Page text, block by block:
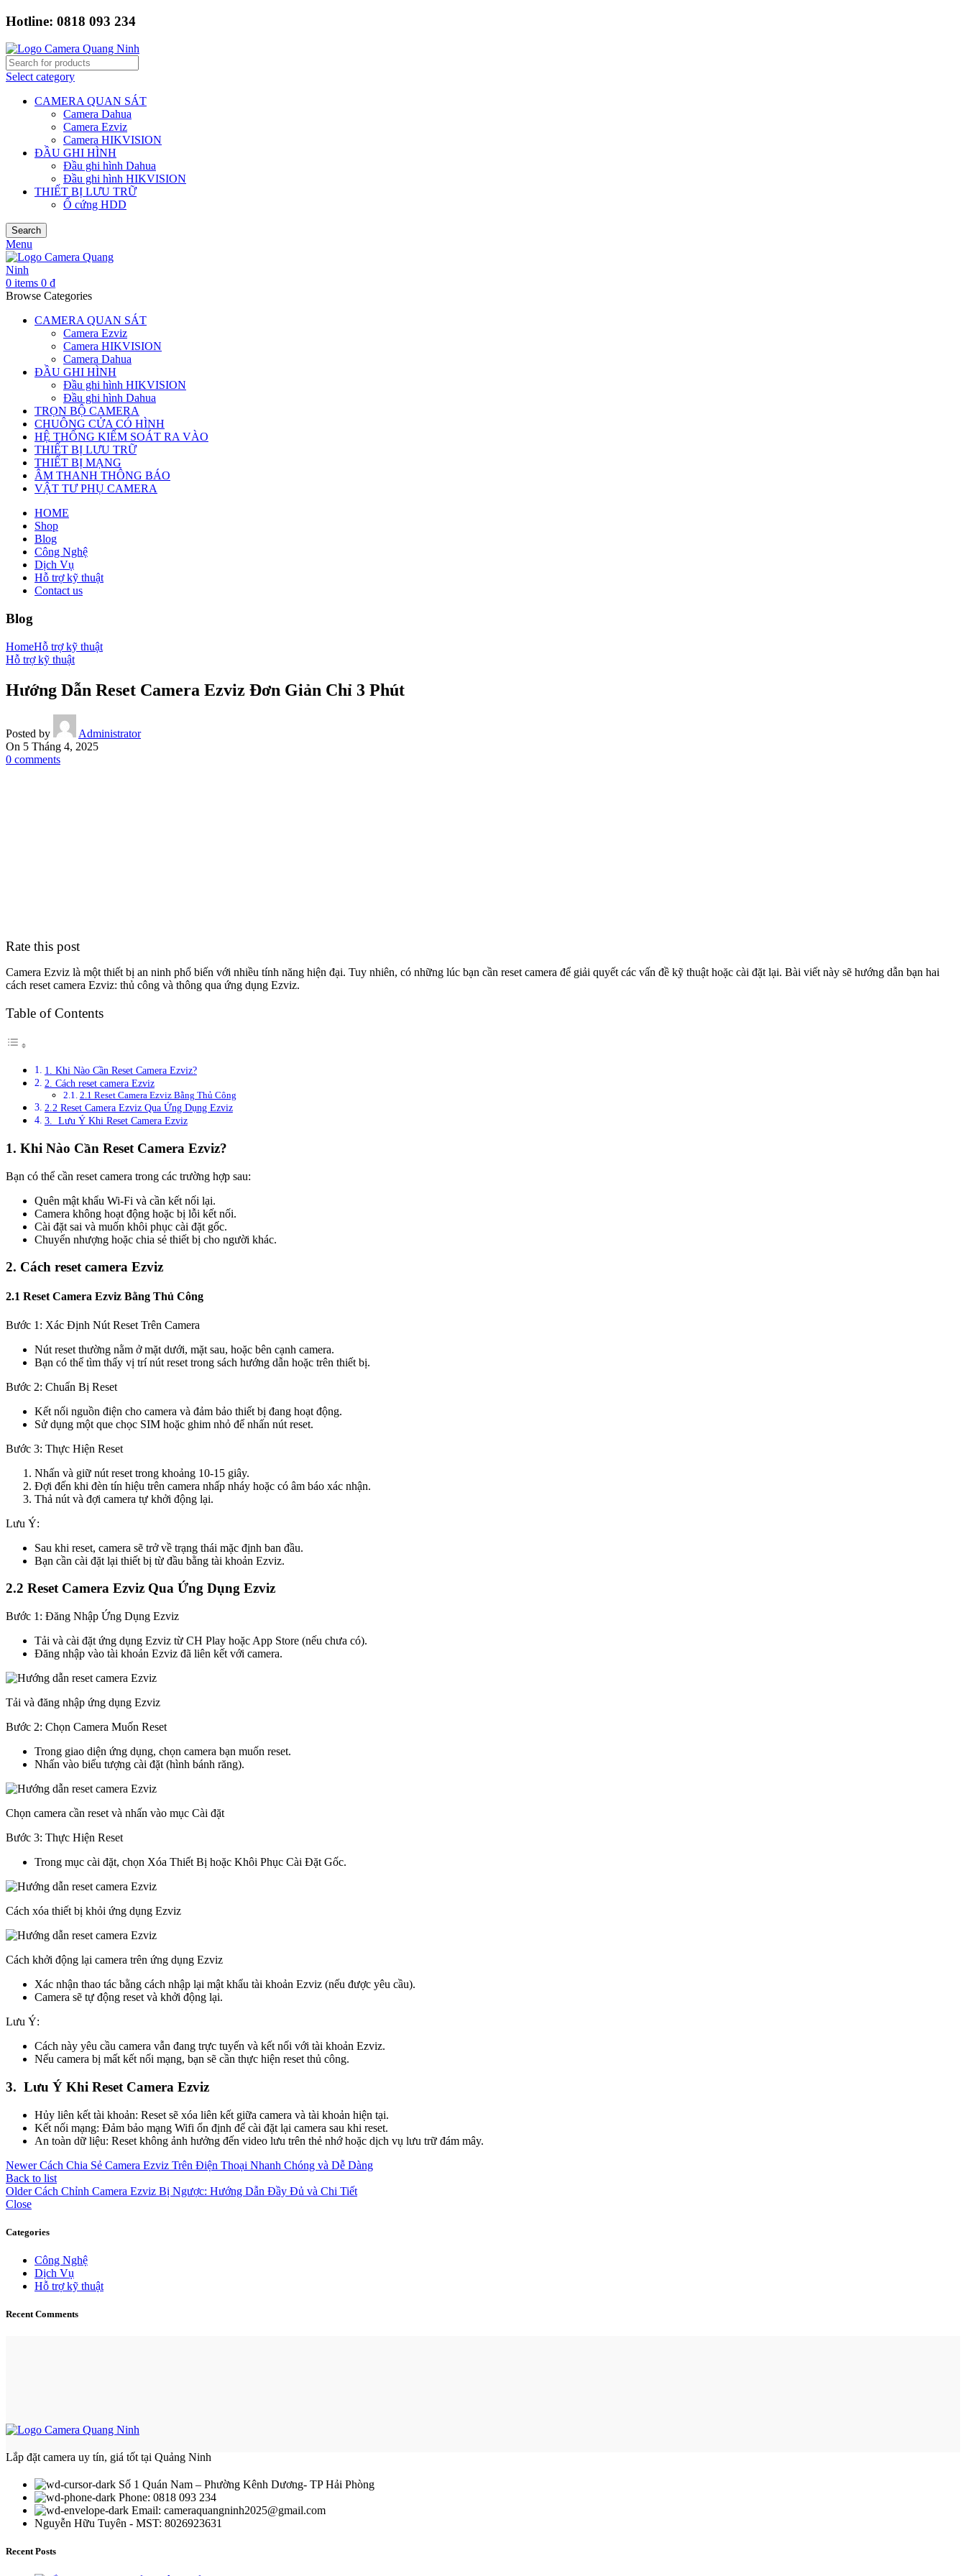
Hotline: 0818 093 234
Select category
CAMERA QUAN SÁT
Camera Dahua
Camera Ezviz
Camera HIKVISION
ĐẦU GHI HÌNH
Đầu ghi hình Dahua
Đầu ghi hình HIKVISION
THIẾT BỊ LƯU TRỮ
Ổ cứng HDD
Search
Menu
0 items 0 ₫
Browse Categories
CAMERA QUAN SÁT
Camera Ezviz
Camera HIKVISION
Camera Dahua
ĐẦU GHI HÌNH
Đầu ghi hình HIKVISION
Đầu ghi hình Dahua
TRỌN BỘ CAMERA
CHUÔNG CỬA CÓ HÌNH
HỆ THỐNG KIỂM SOÁT RA VÀO
THIẾT BỊ LƯU TRỮ
THIẾT BỊ MẠNG
ÂM THANH THÔNG BÁO
VẬT TƯ PHỤ CAMERA
HOME
Shop
Blog
Công Nghệ
Dịch Vụ
Hỗ trợ kỹ thuật
Contact us
Blog
HomeHỗ trợ kỹ thuật
Hỗ trợ kỹ thuật
Hướng Dẫn Reset Camera Ezviz Đơn Giản Chỉ 3 Phút
Posted by
Administrator
On 5 Tháng 4, 2025
0 comments
Rate this post
Camera Ezviz là một thiết bị an ninh phổ biến với nhiều tính năng hiện đại. Tuy nhiên, có những lúc bạn cần reset camera để giải quyết các vấn đề kỹ thuật hoặc cài đặt lại. Bài viết này sẽ hướng dẫn bạn hai
cách reset camera Ezviz: thủ công và thông qua ứng dụng Ezviz.
Table of Contents
1. Khi Nào Cần Reset Camera Ezviz?
2. Cách reset camera Ezviz
2.1 Reset Camera Ezviz Bằng Thủ Công
2.2 Reset Camera Ezviz Qua Ứng Dụng Ezviz
3. Lưu Ý Khi Reset Camera Ezviz
1. Khi Nào Cần Reset Camera Ezviz?
Bạn có thể cần reset camera trong các trường hợp sau:
Quên mật khẩu Wi-Fi và cần kết nối lại.
Camera không hoạt động hoặc bị lỗi kết nối.
Cài đặt sai và muốn khôi phục cài đặt gốc.
Chuyển nhượng hoặc chia sẻ thiết bị cho người khác.
2. Cách reset camera Ezviz
2.1 Reset Camera Ezviz Bằng Thủ Công
Bước 1: Xác Định Nút Reset Trên Camera
Nút reset thường nằm ở mặt dưới, mặt sau, hoặc bên cạnh camera.
Bạn có thể tìm thấy vị trí nút reset trong sách hướng dẫn hoặc trên thiết bị.
Bước 2: Chuẩn Bị Reset
Kết nối nguồn điện cho camera và đảm bảo thiết bị đang hoạt động.
Sử dụng một que chọc SIM hoặc ghim nhỏ để nhấn nút reset.
Bước 3: Thực Hiện Reset
Nhấn và giữ nút reset trong khoảng 10-15 giây.
Đợi đến khi đèn tín hiệu trên camera nhấp nháy hoặc có âm báo xác nhận.
Thả nút và đợi camera tự khởi động lại.
Lưu Ý:
Sau khi reset, camera sẽ trở về trạng thái mặc định ban đầu.
Bạn cần cài đặt lại thiết bị từ đầu bằng tài khoản Ezviz.
2.2 Reset Camera Ezviz Qua Ứng Dụng Ezviz
Bước 1: Đăng Nhập Ứng Dụng Ezviz
Tải và cài đặt ứng dụng Ezviz từ CH Play hoặc App Store (nếu chưa có).
Đăng nhập vào tài khoản Ezviz đã liên kết với camera.
Tải và đăng nhập ứng dụng Ezviz
Bước 2: Chọn Camera Muốn Reset
Trong giao diện ứng dụng, chọn camera bạn muốn reset.
Nhấn vào biểu tượng cài đặt (hình bánh răng).
Chọn camera cần reset và nhấn vào mục Cài đặt
Bước 3: Thực Hiện Reset
Trong mục cài đặt, chọn Xóa Thiết Bị hoặc Khôi Phục Cài Đặt Gốc.
Cách xóa thiết bị khỏi ứng dụng Ezviz
Cách khởi động lại camera trên ứng dụng Ezviz
Xác nhận thao tác bằng cách nhập lại mật khẩu tài khoản Ezviz (nếu được yêu cầu).
Camera sẽ tự động reset và khởi động lại.
Lưu Ý:
Cách này yêu cầu camera vẫn đang trực tuyến và kết nối với tài khoản Ezviz.
Nếu camera bị mất kết nối mạng, bạn sẽ cần thực hiện reset thủ công.
3. Lưu Ý Khi Reset Camera Ezviz
Hủy liên kết tài khoản: Reset sẽ xóa liên kết giữa camera và tài khoản hiện tại.
Kết nối mạng: Đảm bảo mạng Wifi ổn định để cài đặt lại camera sau khi reset.
An toàn dữ liệu: Reset không ảnh hưởng đến video lưu trên thẻ nhớ hoặc dịch vụ lưu trữ đám mây.
Newer Cách Chia Sẻ Camera Ezviz Trên Điện Thoại Nhanh Chóng và Dễ Dàng
Back to list
Older Cách Chỉnh Camera Ezviz Bị Ngược: Hướng Dẫn Đầy Đủ và Chi Tiết
Close
Categories
Công Nghệ
Dịch Vụ
Hỗ trợ kỹ thuật
Recent Comments
Lắp đặt camera uy tín, giá tốt tại Quảng Ninh
Số 1 Quán Nam – Phường Kênh Dương- TP Hải Phòng
Phone: 0818 093 234
Email: cameraquangninh2025@gmail.com
Nguyễn Hữu Tuyên - MST: 8026923631
Recent Posts